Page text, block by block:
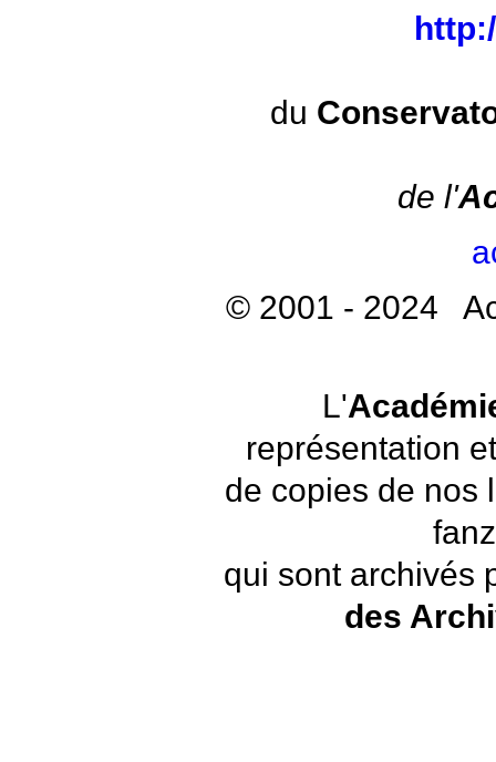
du
de l'
© 2001 - 2024
L'
représentation
de copies de nos
qui sont archivés
des